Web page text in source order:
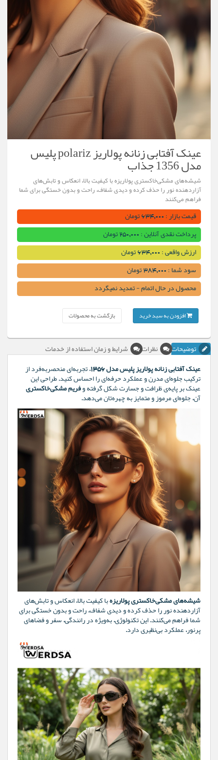
عینک آفتابی زنانه پولاریز polariz پلیس
مدل 1356 جذاب
شیشه‌های مشکی‌خاکستری پولاریزه با کیفیت بالا، انعکاس و تابش‌های
آزاردهنده نور را حذف کرده و دیدی شفاف، راحت و بدون خستگی برای شما
فراهم می‌کنند
قیمت بازار : 634,000 تومان
پرداخت نقدی آنلاین : 250,000 تومان
ارزش واقعی : 634,000 تومان
سود شما : 384,000 تومان
محصول در حال اتمام - تمدید نمیگردد
افزودن به سبد خرید بازگشت به محصولات
توضیحات نظرات شرایط و زمان استفاده از خدمات
عینک آفتابی زنانه پولاریز پلیس مدل 1356
، تجربه‌ای منحصربه‌فرد از
ترکیب جلوه‌ای مدرن و عملکرد حرفه‌ای را احساس کنید. طراحی این
عینک بر پایه‌ی ظرافت و جسارت شکل گرفته وفریم مشکی‌خاکستری
آن، جلوه‌ای مرموز و متمایز به چهره‌تان می‌دهد.
شیشه‌های مشکی‌خاکستری پولاریزه با کیفیت بالا، انعکاس و تابش‌های
آزاردهنده نور را حذف کرده و دیدی شفاف، راحت و بدون خستگی برای
شما فراهم می‌کنند. این تکنولوژی، به‌ویژه در رانندگی، سفر و فضاهای
پرنور، عملکرد بی‌نظیری دارد.